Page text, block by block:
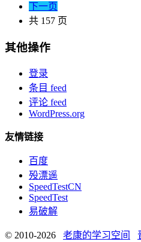
下一页
共 157 页
其他操作
登录
条目 feed
评论 feed
WordPress.org
友情链接
百度
殁漂遥
SpeedTestCN
SpeedTest
易破解
© 2010-2026 老康的学习空间